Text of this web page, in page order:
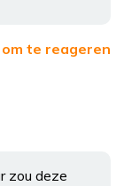
om te reageren
zou deze